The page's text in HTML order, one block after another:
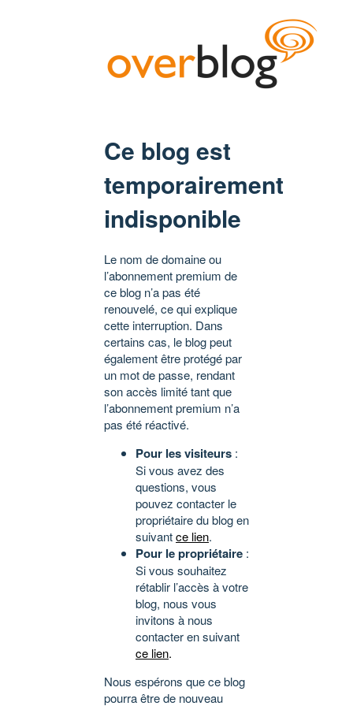
Ce blog est
temporairement
indisponible
Le nom de domaine ou
l’abonnement premium de
ce blog n’a pas été
renouvelé, ce qui explique
cette interruption. Dans
certains cas, le blog peut
également être protégé par
un mot de passe, rendant
son accès limité tant que
l’abonnement premium n’a
pas été réactivé.
Pour les visiteurs :
Si vous avez des
questions, vous
pouvez contacter le
propriétaire du blog en
suivantce lien.
Pour le propriétaire :
Si vous souhaitez
rétablir l’accès à votre
blog, nous vous
invitons à nous
contacter en suivant
ce lien.
Nous espérons que ce blog
pourra être de nouveau